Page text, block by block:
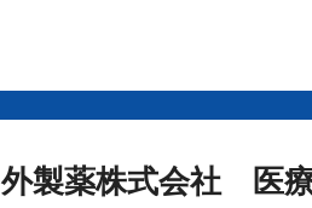
製薬株式会社 医